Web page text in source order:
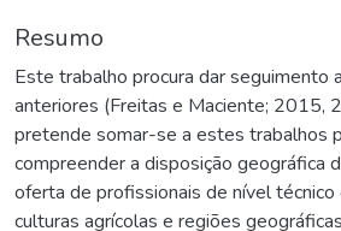
Resumo
Este trabalho procura dar seguimento
anteriores (Freitas e Maciente; 2015,
pretende somar-se a estes trabalhos
compreender a disposição geográfica
oferta de profissionais de nível técnico
culturas agrícolas e regiões